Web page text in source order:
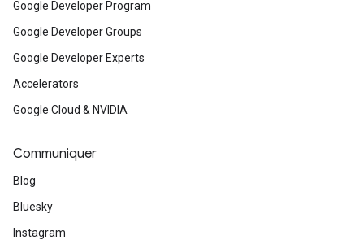
Google Developer Program
Google Developer Groups
Google Developer Experts
Accelerators
Google Cloud & NVIDIA
Communiquer
Blog
Bluesky
Instagram